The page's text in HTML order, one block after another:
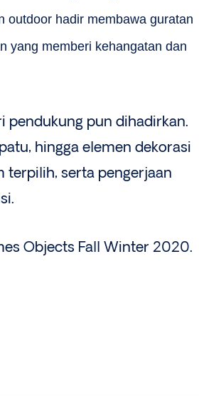
outdoor hadir membawa guratan
yang memberi kehangatan dan
pendukung pun dihadirkan.
hingga elemen dekorasi
terpilih, serta pengerjaan
Objects Fall Winter 2020.